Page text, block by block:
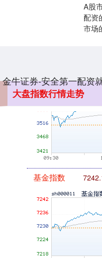
A股
配资
市场
金牛证券-安全第一配资
大盘指数行情走势
基金指数